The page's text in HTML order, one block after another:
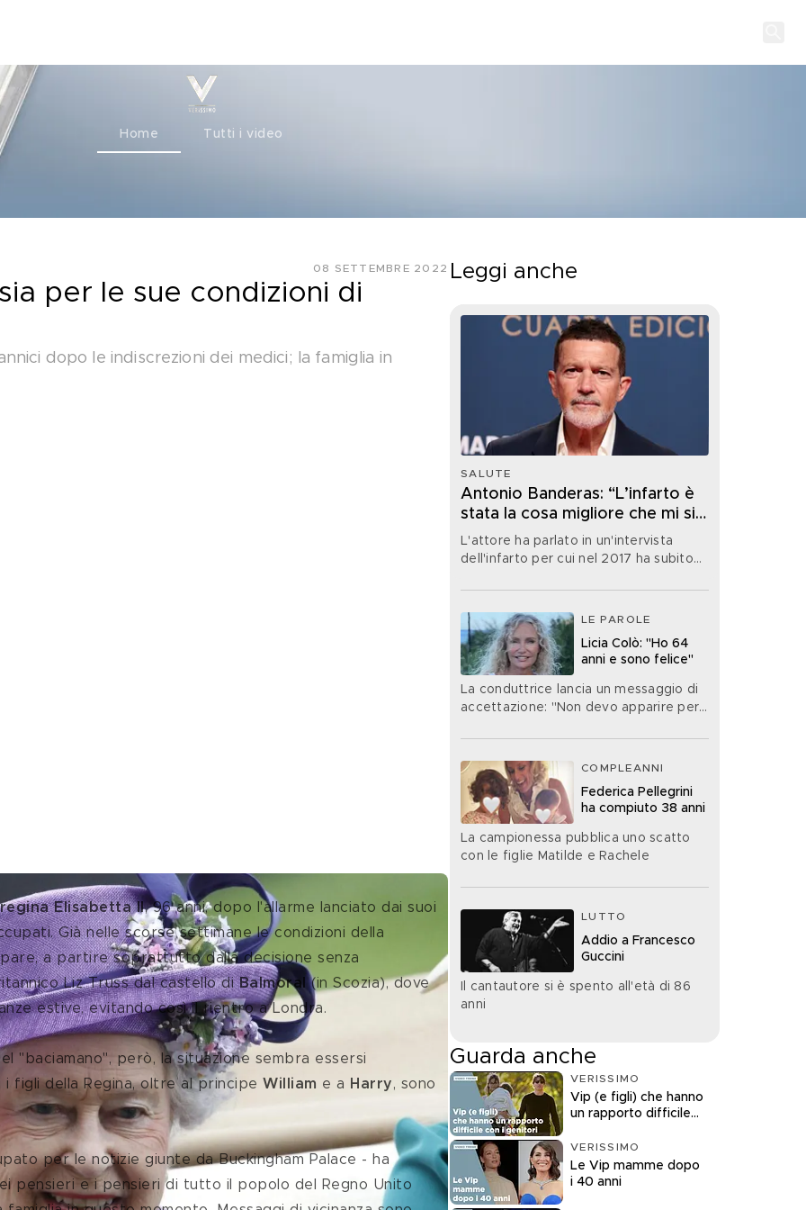
Home Tutti i video
08 SETTEMBRE 2022
per le sue condizioni di
dopo le indiscrezioni dei medici; la famiglia in
regina Elisabetta II, 96 anni, dopo l'allarme lanciato dai suoi
Già nelle scorse settimane le condizioni della
a partire soprattutto dalla decisione senza
Liz Truss dal castello di Balmoral (in Scozia), dove
estive, evitando così il rientro a Londra.
figli della Regina, oltre al principe William e a Harry, sono
pensieri e i pensieri di tutto il popolo del Regno Unito
Leggi anche
SALUTE
Antonio Banderas: “L’infarto è
stata la cosa migliore che mi sia
mai capitata nella vita”
L'attore ha parlato in un'intervista
dell'infarto per cui nel 2017 ha subito
LE PAROLE
Licia Colò: "Ho 64
anni e sono felice"
La conduttrice lancia un messaggio di
accettazione: "Non devo apparire per
COMPLEANNI
Federica Pellegrini
ha compiuto 38 anni
La campionessa pubblica uno scatto
con le figlie Matilde e Rachele
LUTTO
Addio a Francesco
Guccini
Il cantautore si è spento all'età di 86
anni
Guarda anche
VERISSIMO
Vip (e figli) che hanno
un rapporto difficile
VERISSIMO
Le Vip mamme dopo
i 40 anni